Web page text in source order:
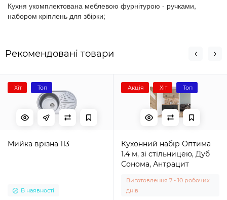
Кухня укомплектована меблевою фурнітурою - ручками,
набором кріплень для збірки;
Рекомендовані товари
Хіт Топ
Мийка врізна 113
В наявності
Акція Хіт Топ
Кухонний набір Оптима
1.4 м, зі стільницею, Дуб
Сонома, Антрацит
Виготовлення 7 - 10 робочих
днів